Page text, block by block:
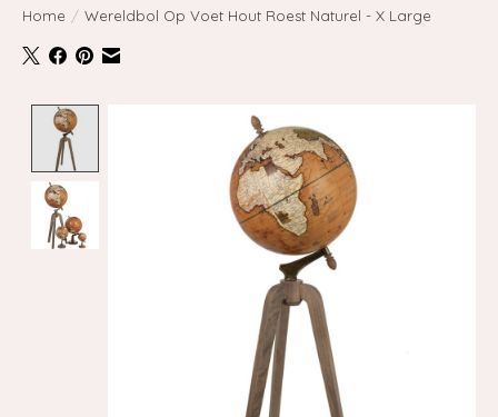
Home / Wereldbol Op Voet Hout Roest Naturel - X Large
Product image slideshow Items